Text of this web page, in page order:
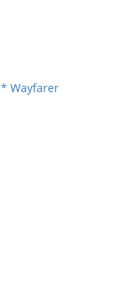
Wayfarer